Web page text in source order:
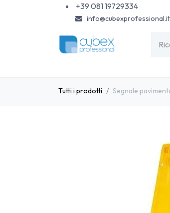
+39 081 19729334
info@cubexprofessional.it
Tutti i prodotti Segnale